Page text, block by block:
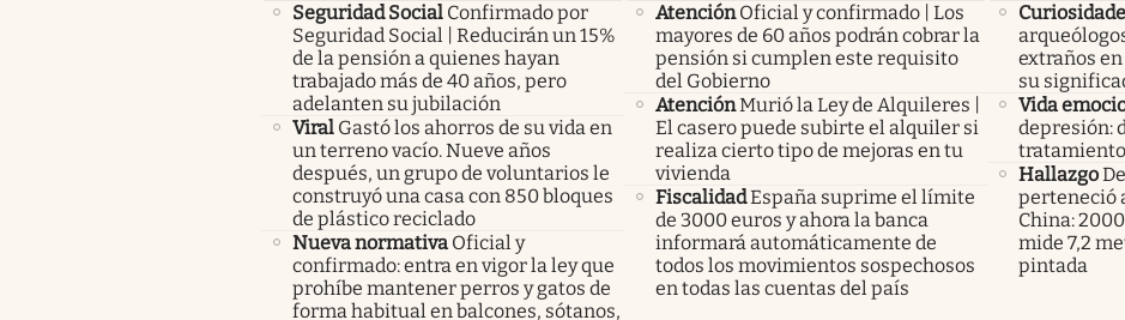
Seguridad Social Confirmado por
Seguridad Social | Reducirán un 15%
de la pensión a quienes hayan
trabajado más de 40 años, pero
adelanten su jubilación
Viral Gastó los ahorros de su vida en
un terreno vacío. Nueve años
después, un grupo de voluntarios le
construyó una casa con 850 bloques
de plástico reciclado
Nueva normativa Oficial y
confirmado: entra en vigor la ley que
prohíbe mantener perros y gatos de
forma habitual en balcones, sótanos,
Atención Oficial y confirmado | Los
mayores de 60 años podrán cobrar la
pensión si cumplen este requisito
del Gobierno
AtenciónMurió la Ley de Alquileres |
El casero puede subirte el alquiler si
realiza cierto tipo de mejoras en tu
vivienda
FiscalidadEspaña suprime el límite
de 3000 euros y ahora la banca
informará automáticamente de
todos los movimientos sospechosos
en todas las cuentas del país
extraños
su
Vida
depresión:
Hallazgo
perteneció
China:
mide 7,2
pintada